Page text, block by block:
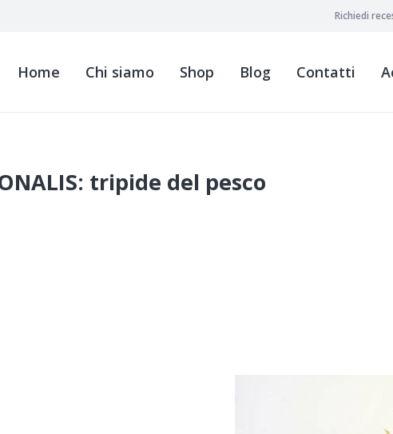
Richiedi
Home Chi siamo Shop Blog Contatti
tripide del pesco